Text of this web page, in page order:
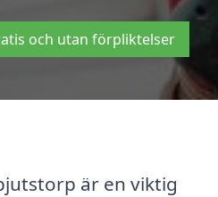
och utan förpliktelser
är en viktig